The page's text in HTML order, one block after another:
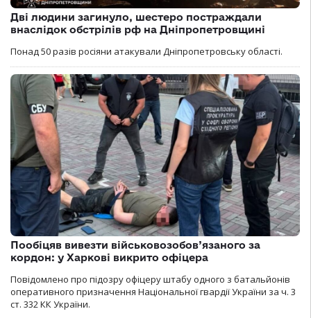
Дві людини загинуло, шестеро постраждали
внаслідок обстрілів рф на Дніпропетровщині
Понад 50 разів росіяни атакували Дніпропетровську області.
Пообіцяв вивезти військовозобов’язаного за
кордон: у Харкові викрито офіцера
Повідомлено про підозру офіцеру штабу одного з батальйонів
оперативного призначення Національної гвардії України за ч. 3
ст. 332 КК України.